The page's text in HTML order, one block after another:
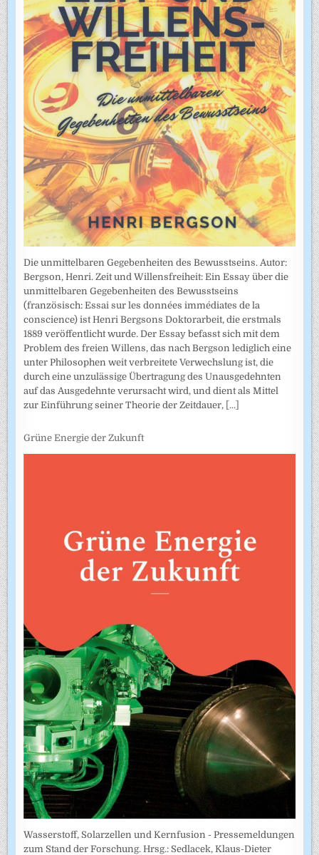
Die unmittelbaren Gegebenheiten des Bewusstseins. Autor:
Bergson, Henri. Zeit und Willensfreiheit: Ein Essay über die
unmittelbaren Gegebenheiten des Bewusstseins
(französisch: Essai sur les données immédiates de la
conscience) ist Henri Bergsons Doktorarbeit, die erstmals
1889 veröffentlicht wurde. Der Essay befasst sich mit dem
Problem des freien Willens, das nach Bergson lediglich eine
unter Philosophen weit verbreitete Verwechslung ist, die
durch eine unzulässige Übertragung des Unausgedehnten
auf das Ausgedehnte verursacht wird, und dient als Mittel
zur Einführung seiner Theorie der Zeitdauer, [...]
Grüne Energie der Zukunft
Wasserstoff, Solarzellen und Kernfusion - Pressemeldungen
zum Stand der Forschung. Hrsg.: Sedlacek, Klaus-Dieter